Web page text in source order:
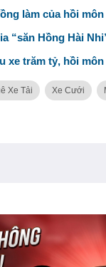
làm của hồi môn
“săn Hồng Hài
xe trăm tỷ, hồi môn
Xe Tải Xe Cưới